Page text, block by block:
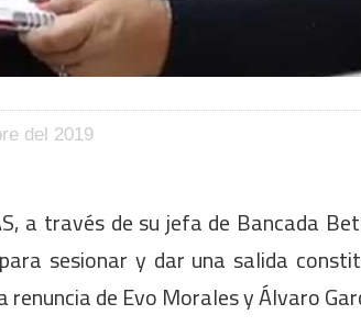
del 2019
a través de su jefa de Bancada
sesionar y dar una salida
renuncia de Evo Morales y Álvaro